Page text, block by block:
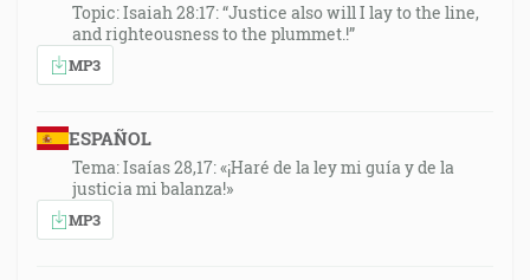
Topic: Isaiah 28:17: “Justice also will I lay to the line,
and righteousness to the plummet.!”
MP3
ESPAÑOL
Tema: Isaías 28,17: «¡Haré de la ley mi guía y de la
justicia mi balanza!»
MP3